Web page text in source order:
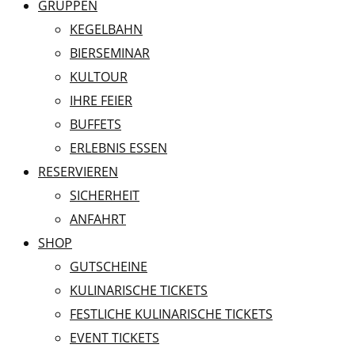
GRUPPEN
KEGELBAHN
BIERSEMINAR
KULTOUR
IHRE FEIER
BUFFETS
ERLEBNIS ESSEN
RESERVIEREN
SICHERHEIT
ANFAHRT
SHOP
GUTSCHEINE
KULINARISCHE TICKETS
FESTLICHE KULINARISCHE TICKETS
EVENT TICKETS